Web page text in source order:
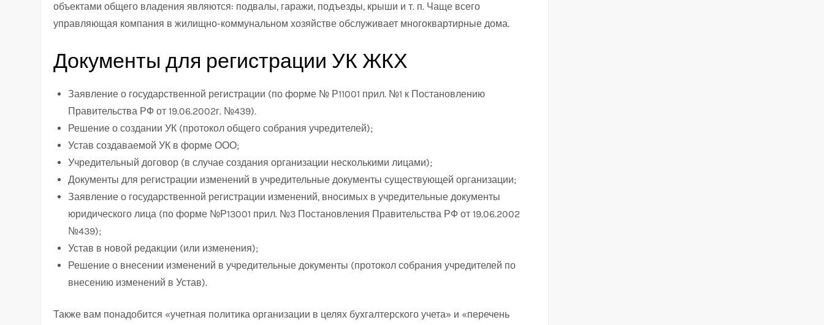
объектами общего владения являются: подвалы, гаражи, подъезды, крыши и т. п. Чаще всего
управляющая компания в жилищно-коммунальном хозяйстве обслуживает многоквартирные дома.
Документы для регистрации УК ЖКХ
Заявление о государственной регистрации (по форме № Р11001 прил. №1 к Постановлению
Правительства РФ от 19.06.2002г. №439).
Решение о создании УК (протокол общего собрания учредителей);
Устав создаваемой УК в форме ООО;
Учредительный договор (в случае создания организации несколькими лицами);
Документы для регистрации изменений в учредительные документы существующей организации;
Заявление о государственной регистрации изменений, вносимых в учредительные документы
юридического лица (по форме №Р13001 прил. №3 Постановления Правительства РФ от 19.06.2002
№439);
Устав в новой редакции (или изменения);
Решение о внесении изменений в учредительные документы (протокол собрания учредителей по
внесению изменений в Устав).
Также вам понадобится «учетная политика организации в целях бухгалтерского учета» и «перечень